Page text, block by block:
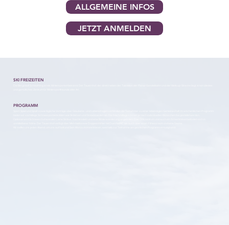
ALLGEMEINE INFOS
JETZT ANMELDEN
SKI FREIZEITEN
PROGRAMM